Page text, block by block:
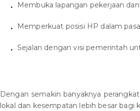
Membuka lapangan pekerjaan
Memperkuat posisi HP dalam
Sejalan dengan visi pemerintah
Dengan semakin banyaknya
lokal dan kesempatan lebih besar bagi